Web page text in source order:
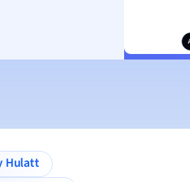
Lily Hulatt